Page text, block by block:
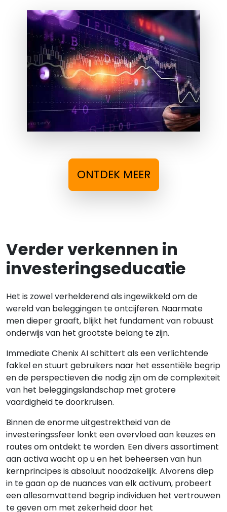
ONTDEK MEER
Verder verkennen in
investeringseducatie
Het is zowel verhelderend als ingewikkeld om de
wereld van beleggingen te ontcijferen. Naarmate
men dieper graaft, blijkt het fundament van robuust
onderwijs van het grootste belang te zijn.
Immediate Chenix AI schittert als een verlichtende
fakkel en stuurt gebruikers naar het essentiële begrip
en de perspectieven die nodig zijn om de complexiteit
van het beleggingslandschap met grotere
vaardigheid te doorkruisen.
Binnen de enorme uitgestrektheid van de
investeringssfeer lonkt een overvloed aan keuzes en
routes om ontdekt te worden. Een divers assortiment
aan activa wacht op u en het beheersen van hun
kernprincipes is absoluut noodzakelijk. Alvorens diep
in te gaan op de nuances van elk activum, probeert
een allesomvattend begrip individuen het vertrouwen
te geven om met zekerheid door het